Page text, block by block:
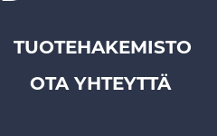
TUOTEHAKEMISTO
OTA YHTEYTTÄ